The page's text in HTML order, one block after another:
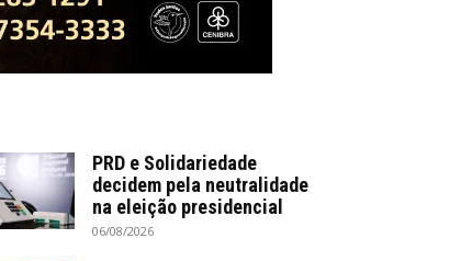
PRD e Solidariedade
decidem pela neutralidade
na eleição presidencial
06/08/2026